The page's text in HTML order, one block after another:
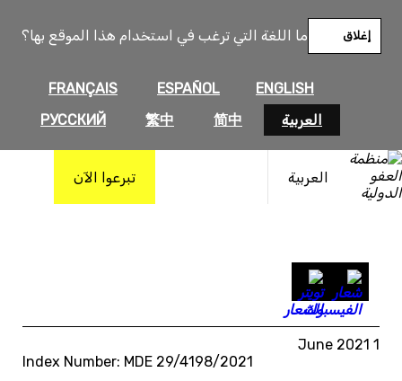
ما اللغة التي ترغب في استخدام هذا الموقع بها؟
ENGLISH
ESPAÑOL
FRANÇAIS
العربية
简中
繁中
РУССКИЙ
إغلاق
العربية تبرعوا الآن
المحتوى
1 June 2021
Index Number: MDE 29/4198/2021